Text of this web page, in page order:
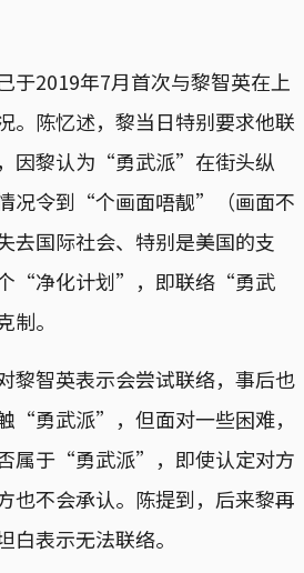
于2019年7月首次与黎智英在上
。陈忆述，黎当日特别要求他联
因黎认为“勇武派”在街头纵
况令到“个画面唔靓”（画面不
去国际社会、特别是美国的支
“净化计划”，即联络“勇武
。
黎智英表示会尝试联络，事后也
“勇武派”，但面对一些困难，
属于“勇武派”，即使认定对方
不会承认。陈提到，后来黎再
白表示无法联络。